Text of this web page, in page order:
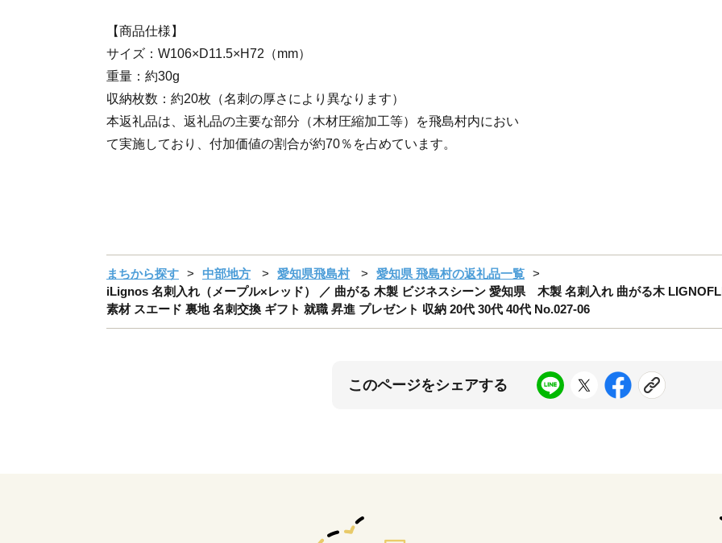
【商品仕様】
サイズ：W106×D11.5×H72（mm）
重量：約30g
収納枚数：約20枚（名刺の厚さにより異なります）
本返礼品は、返礼品の主要な部分（木材圧縮加工等）を飛島村内におい
て実施しており、付加価値の割合が約70％を占めています。
まちから探す 中部地方 愛知県飛島村
愛知県 飛島村の返礼品一覧
iLignos 名刺入れ（メープル×レッド） ／ 曲がる 木製 ビジネスシーン 愛知県 木製 名刺入れ 曲がる木
素材 スエード 裏地 名刺交換 ギフト 就職 昇進 プレゼント 収納 20代 30代 40代 No.027-06
このページをシェアする